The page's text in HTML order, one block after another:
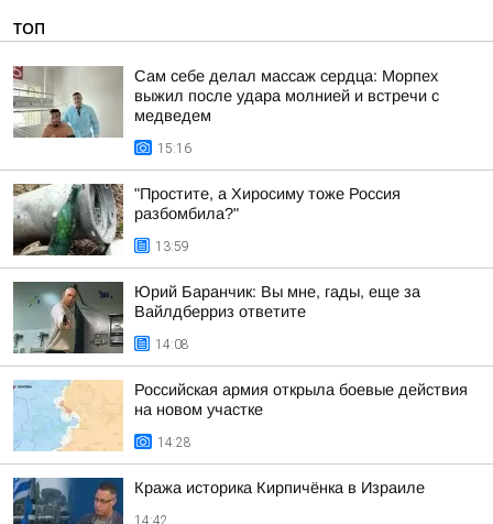
ТОП
Сам себе делал массаж сердца: Морпех
выжил после удара молнией и встречи с
медведем
15:16
"Простите, а Хиросиму тоже Россия
разбомбила?"
13:59
Юрий Баранчик: Вы мне, гады, еще за
Вайлдберриз ответите
14:08
Российская армия открыла боевые действия
на новом участке
14:28
Кража историка Кирпичёнка в Израиле
14:42